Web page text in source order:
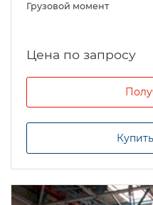
Грузовой момент
Цена по запросу